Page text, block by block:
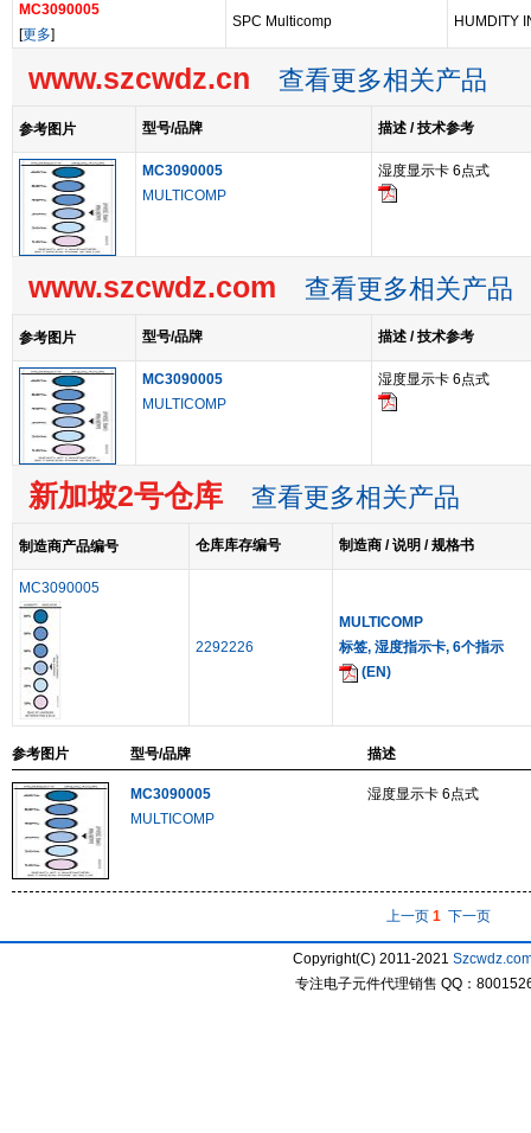
MC3090005
[更多]
SPC Multicomp HUMDITY
www.szcwdz.cn 查看更多相关产品
参考图片 型号/品牌 描述 / 技术参考
MC3090005
MULTICOMP
湿度显示卡 6点式
www.szcwdz.com 查看更多相关产品
参考图片 型号/品牌 描述 / 技术参考
MC3090005
MULTICOMP
湿度显示卡 6点式
新加坡2号仓库 查看更多相关产品
制造商产品编号 仓库库存编号 制造商 / 说明 / 规格书
MC3090005
2292226
MULTICOMP
标签, 湿度指示卡, 6个指示
(EN)
参考图片 型号/品牌 描述
MC3090005
MULTICOMP
湿度显示卡 6点式
上一页 1 下一页
Copyright(C) 2011-2021
专注电子元件代理销售 QQ：